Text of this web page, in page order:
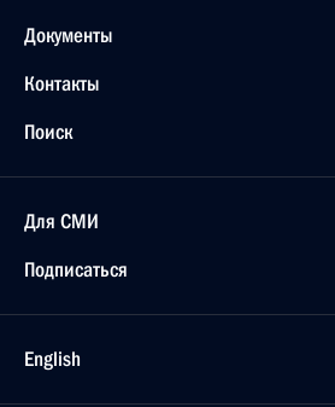
Документы
Контакты
Поиск
Для СМИ
Подписаться
English